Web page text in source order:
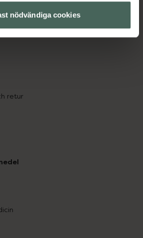
nödvändiga cookies
retur